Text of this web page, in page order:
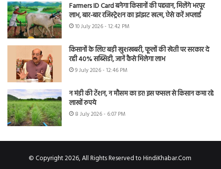
Farmers ID Card बनेगा किसानों की पहचान, मिलेंगे भरपूर
लाभ, बार-बार रजिस्ट्रेशन का झंझट खत्म, ऐसे करें अप्लाई
10 July 2026 - 12:42 PM
किसानों के लिए बड़ी खुशखबरी, फूलों की खेती पर सरकार दे
रही 40% सब्सिडी, जानें कैसे मिलेगा लाभ
9 July 2026 - 12:46 PM
न मंडी की टेंशन, न मौसम का डर! इस फसल से किसान कमा रहे
लाखों रुपये
8 July 2026 - 6:07 PM
© Copyright 2026, All Rights Reserved to HindiKhabar.Com